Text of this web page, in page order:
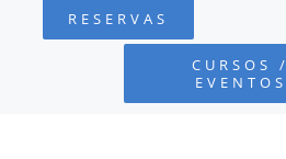
FUNDACIÓN
RESERVAS
CURSOS /
EVENTOS